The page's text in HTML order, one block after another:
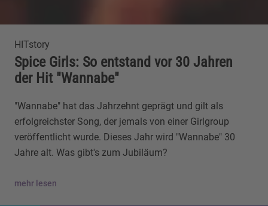
HITstory
Spice Girls: So entstand vor 30 Jahren
der Hit "Wannabe"
"Wannabe" hat das Jahrzehnt geprägt und gilt als
erfolgreichster Song, der jemals von einer Girlgroup
veröffentlicht wurde. Dieses Jahr wird "Wannabe" 30
Jahre alt. Was gibt's zum Jubiläum?
mehr lesen